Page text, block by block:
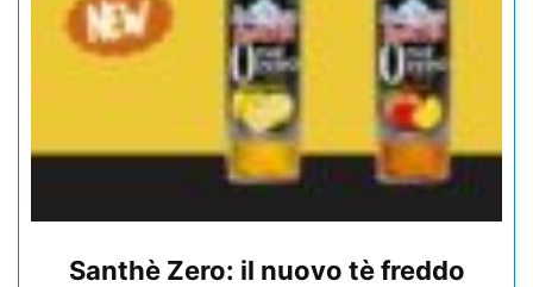
Santhè Zero: il nuovo tè freddo